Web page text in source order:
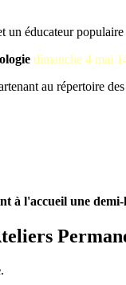
un éducateur
dimanche 4 mai
au répertoire
à l'accueil une
.